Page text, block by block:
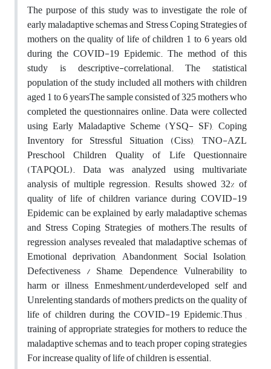
The purpose of this study was to investigate the role of
early maladaptive schemas and Stress Coping Strategies of
mothers on the quality of life of children 1 to 6 years old
during the COVID-19 Epidemic. The method of this
study is descriptive-correlational. The statistical
population of the study included all mothers with children
aged 1 to 6 yearsThe sample consisted of 325 mothers who
completed the questionnaires online. Data were collected
using Early Maladaptive Scheme (YSQ- SF), Coping
Inventory for Stressful Situation (Ciss), TNO-AZL
Preschool Children Quality of Life Questionnaire
(TAPQOL). Data was analyzed using multivariate
analysis of multiple regression. Results showed 32% of
quality of life of children variance during COVID-19
Epidemic can be explained by early maladaptive schemas
and Stress Coping Strategies of mothers.The results of
regression analyses revealed that maladaptive schemas of
Emotional deprivation, Abandonment, Social Isolation,
Defectiveness / Shame, Dependence, Vulnerability to
harm or illness, Enmeshment/underdeveloped self and
Unrelenting standards of mothers predicts on the quality of
life of children during the COVID-19 Epidemic.Thus ,
training of appropriate strategies for mothers to reduce the
maladaptive schemas and to teach proper coping strategies
For increase quality of life of children is essential.